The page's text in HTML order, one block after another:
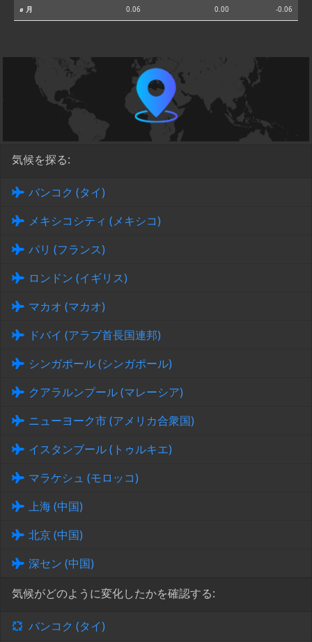
⌀ 月 0.06 0.00 -0.06
気候を探る:
バンコク (タイ)
メキシコシティ (メキシコ)
パリ (フランス)
ロンドン (イギリス)
マカオ (マカオ)
ドバイ (アラブ首長国連邦)
シンガポール (シンガポール)
クアラルンプール (マレーシア)
ニューヨーク市 (アメリカ合衆国)
イスタンブール (トゥルキエ)
マラケシュ (モロッコ)
上海 (中国)
北京 (中国)
深セン (中国)
気候がどのように変化したかを確認する:
バンコク (タイ)